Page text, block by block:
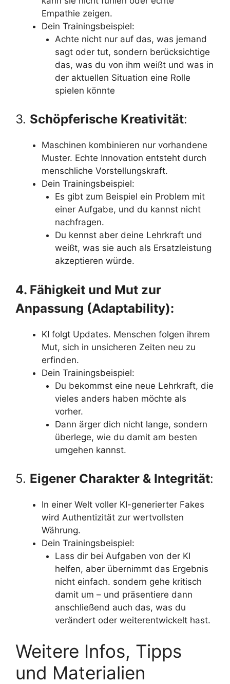
Empathie zeigen.
Dein Trainingsbeispiel:
Achte nicht nur auf das, was jemand
sagt oder tut, sondern berücksichtige
das, was du von ihm weißt und was in
der aktuellen Situation eine Rolle
spielen könnte
3. Schöpferische Kreativität:
Maschinen kombinieren nur vorhandene
Muster. Echte Innovation entsteht durch
menschliche Vorstellungskraft.
Dein Trainingsbeispiel:
Es gibt zum Beispiel ein Problem mit
einer Aufgabe, und du kannst nicht
nachfragen.
Du kennst aber deine Lehrkraft und
weißt, was sie auch als Ersatzleistung
akzeptieren würde.
4. Fähigkeit und Mut zur
Anpassung (Adaptability):
KI folgt Updates. Menschen folgen ihrem
Mut, sich in unsicheren Zeiten neu zu
erfinden.
Dein Trainingsbeispiel:
Du bekommst eine neue Lehrkraft, die
vieles anders haben möchte als
vorher.
Dann ärger dich nicht lange, sondern
überlege, wie du damit am besten
umgehen kannst.
5. Eigener Charakter & Integrität:
In einer Welt voller KI-generierter Fakes
wird Authentizität zur wertvollsten
Währung.
Dein Trainingsbeispiel:
Lass dir bei Aufgaben von der KI
helfen, aber übernimmt das Ergebnis
nicht einfach. sondern gehe kritisch
damit um – und präsentiere dann
anschließend auch das, was du
verändert oder weiterentwickelt hast.
Weitere Infos, Tipps
und Materialien